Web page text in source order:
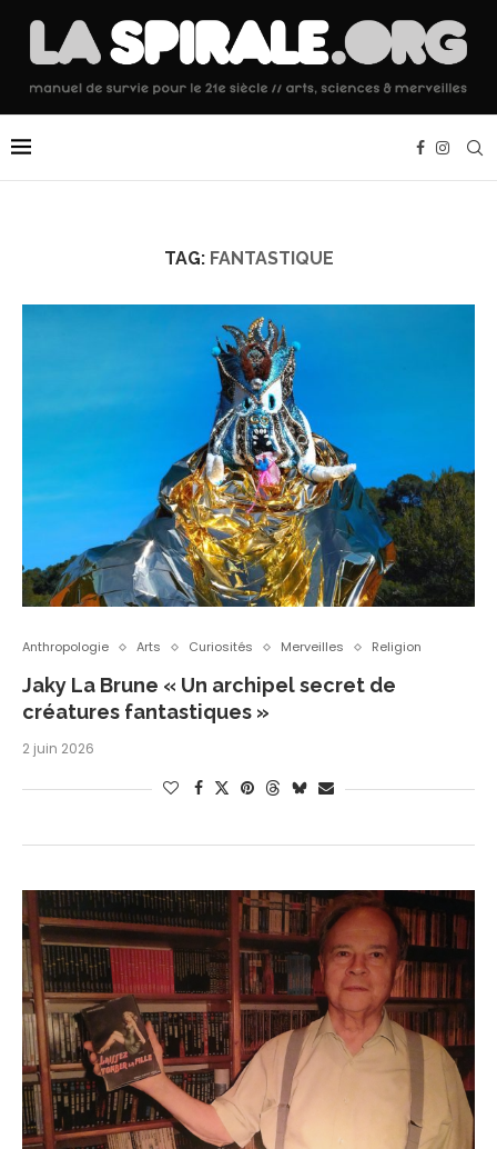
TAG: FANTASTIQUE
Anthropologie Arts Curiosités Merveilles Religion
Jaky La Brune « Un archipel secret de
créatures fantastiques »
2 juin 2026